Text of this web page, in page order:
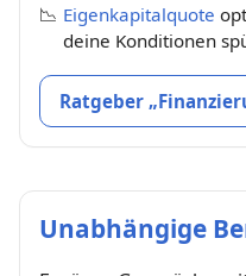
📉 Eigenkapitalquote
deine Konditionen
Ratgeber
Unabhängige